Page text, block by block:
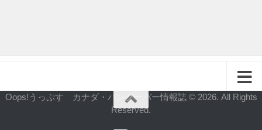
Oops!うっぷす カナダ・バンクーバー情報誌 © 2026. All Rights
Reserved.